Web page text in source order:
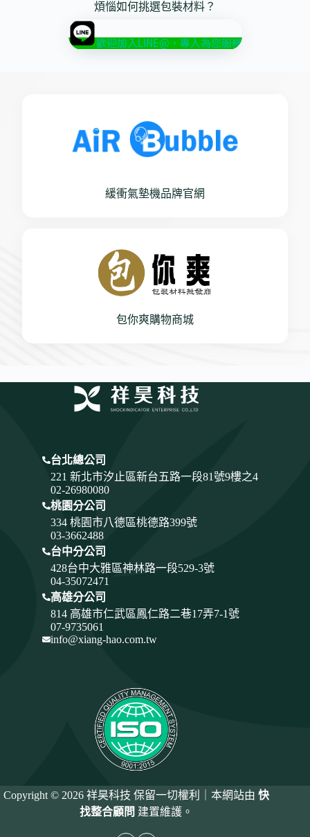
煩惱如何挑選包裝材料？
歡迎加入LINE@，專人為您服務
緩衝氣墊機品牌官網
包你爽購物商城
台北總公司
221 新北市汐止區新台五路一段81號9樓之4
02-26980080
桃園分公司
334 桃園市八德區桃德路399號
03-3662488
台中分公司
428台中大雅區神林路一段529-3號
04-35072471
高雄分公司
814 高雄市仁武區鳳仁路二巷17弄7-1號
07-9735061
info@xiang-hao.com.tw
Copyright © 2026 祥昊科技 保留一切權利｜本網站由快
找整合顧問 建置維護。